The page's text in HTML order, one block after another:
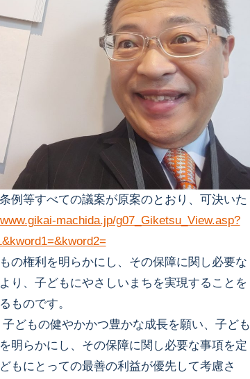
例等すべての議案が原案のとおり、可決いた
machida.jp/g07_Giketsu_View.asp?
の権利を明らかにし、その保障に関し必要な
り、子どもにやさしいまちを実現することを
ものです。
どもの健やかかつ豊かな成長を願い、子ども
明らかにし、その保障に関し必要な事項を定
もにとっての最善の利益が優先して考慮さ